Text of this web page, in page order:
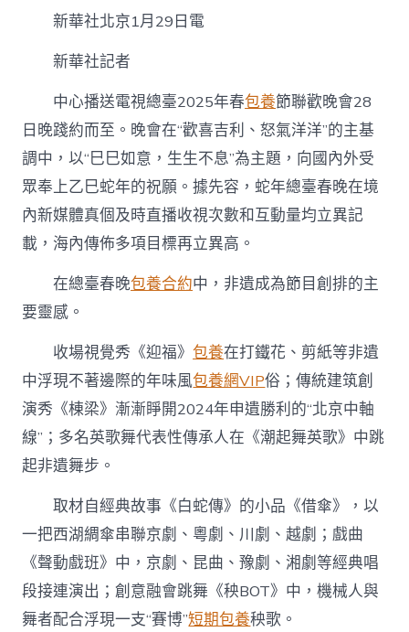
氣
洋
洋
——
中
心
播
送
總
年
春
節
聯
歡
晚
會
而
至〉
中
新華社北京1月29日電
新華社記者
中心播送電視總臺2025年春包養節聯歡晚會28
日晚踐約而至。晚會在“歡喜吉利、怒氣洋洋”的主基
調中，以“巳巳如意，生生不息”為主題，向國內外受
眾奉上乙巳蛇年的祝願。據先容，蛇年總臺春晚在境
內新媒體真個及時直播收視次數和互動量均立異記
載，海內傳佈多項目標再立異高。
在總臺春晚包養合約中，非遺成為節目創排的主
要靈感。
收場視覺秀《迎福》包養在打鐵花、剪紙等非遺
中浮現不著邊際的年味風包養網VIP俗；傳統建筑創
演秀《棟梁》漸漸睜開2024年申遺勝利的“北京中軸
線”；多名英歌舞代表性傳承人在《潮起舞英歌》中跳
起非遺舞步。
取材自經典故事《白蛇傳》的小品《借傘》，以
一把西湖綢傘串聯京劇、粵劇、川劇、越劇；戲曲
《聲動戲班》中，京劇、昆曲、豫劇、湘劇等經典唱
段接連演出；創意融會跳舞《秧BOT》中，機械人與
舞者配合浮現一支“賽博”短期包養秧歌。